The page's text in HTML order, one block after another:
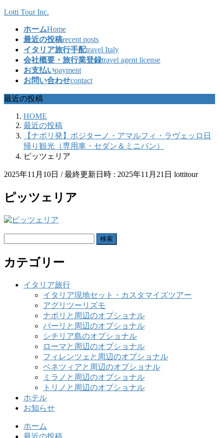
コ
ッ
プ
ナ
移
動
Lotti Tour Inc.
ホームHome
最近の投稿recent posts
イタリア旅行手配travel Italy
会社概要・旅行業登録travel agent license
お支払いpayment
お問い合わせcontact
最近の投稿
HOME
最近の投稿
【ナポリ発】ポジターノ・アマルフィ・ラヴェッロ日
帰り観光（専用車・セダン＆ミニバン）
ピッツェリア
2025年11月10日 / 最終更新日時 : 2025年11月21日 lottitour
ピッツェリア
カテゴリー
イタリア旅行
イタリア現地セット・カスタマイズツアー
アグリツーリズモ
ナポリと周辺のオプショナル
バーリと周辺のオプショナル
シチリア島のオプショナル
ローマと周辺のオプショナル
フィレンツェと周辺のオプショナル
ベネツィアと周辺のオプショナル
ミラノと周辺のオプショナル
トリノと周辺のオプショナル
ホテル
お知らせ
ホーム
最近の投稿